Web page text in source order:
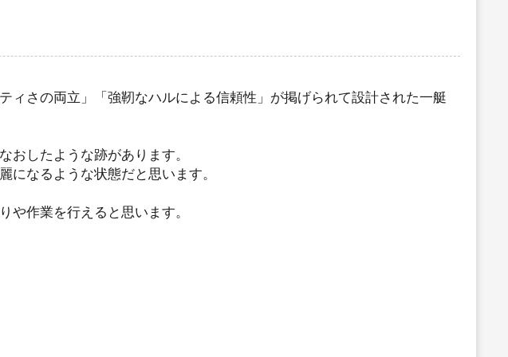
さの両立」「強靭なハルによる信頼性」が掲げられて設計された一艇
おしたような跡があります。
になるような状態だと思います。
や作業を行えると思います。